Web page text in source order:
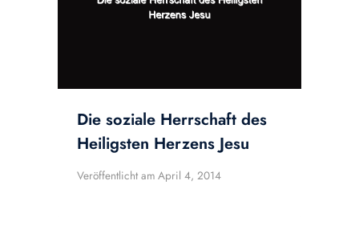
Die soziale Herrschaft des
Heiligsten Herzens Jesu
Veröffentlicht am April 4, 2014